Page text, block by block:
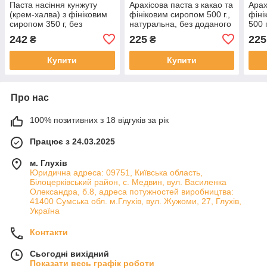
Паста насіння кунжуту
(крем-халва) з фініковим
сиропом 350 г, без
консервантів
242 ₴
Купити
Арахісова паста з какао та
фініковим сиропом 500 г.,
натуральна, без доданого
225₴
Купити
500
225
Про нас
100% позитивних з 18 відгуків за рік
Працює з 24.03.2025
м. Глухів
Юридична адреса: 09751, Київська область,
Білоцерківський район, с. Медвин, вул. Василенка
Олександра, б.8, адреса потужностей виробництва:
41400 Сумська обл. м.Глухів, вул. Жужоми, 27, Глухів,
Україна
Контакти
Сьогодні вихідний
Показати весь графік роботи